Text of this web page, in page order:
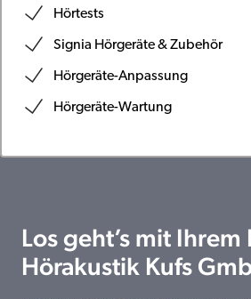
Hörtests
Signia Hörgeräte & Zubehör
Hörgeräte-Anpassung
Hörgeräte-Wartung
Los geht’s mit Ihrem
Hörakustik Kufs